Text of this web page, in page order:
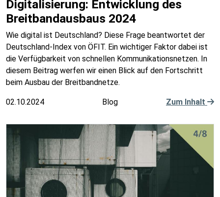
Digitalisierung: Entwicklung des
Breitbandausbaus 2024
Wie digital ist Deutschland? Diese Frage beantwortet der
Deutschland-Index von ÖFIT. Ein wichtiger Faktor dabei ist
die Verfügbarkeit von schnellen Kommunikationsnetzen. In
diesem Beitrag werfen wir einen Blick auf den Fortschritt
beim Ausbau der Breitbandnetze.
02.10.2024 Blog Zum Inhalt